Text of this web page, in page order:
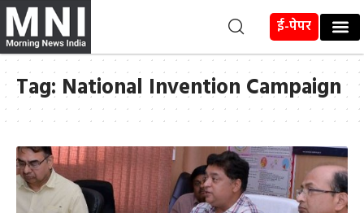
ई-पेपर
Tag: National Invention Campaign